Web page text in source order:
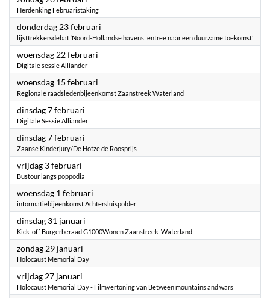
Herdenking Februaristaking
donderdag 23 februari
lijsttrekkersdebat ‘Noord-Hollandse havens: entree naar een duurzame toekomst’
woensdag 22 februari
Digitale sessie Alliander
woensdag 15 februari
Regionale raadsledenbijeenkomst Zaanstreek Waterland
dinsdag 7 februari
Digitale Sessie Alliander
dinsdag 7 februari
Zaanse Kinderjury/De Hotze de Roosprijs
vrijdag 3 februari
Bustour langs poppodia
woensdag 1 februari
informatiebijeenkomst Achtersluispolder
dinsdag 31 januari
Kick-off Burgerberaad G1000Wonen Zaanstreek-Waterland
zondag 29 januari
Holocaust Memorial Day
vrijdag 27 januari
Holocaust Memorial Day - Filmvertoning van Between mountains and wars